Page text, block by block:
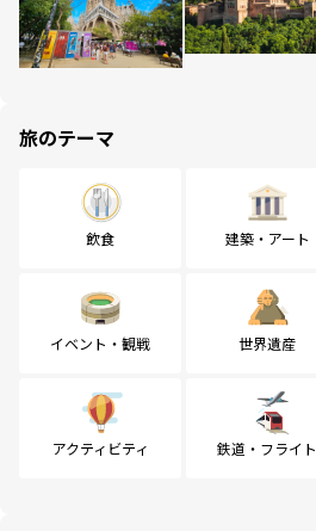
旅のテーマ
飲食 建築・アート
イベント・観戦 世界遺産
アクティビティ 鉄道・フライト